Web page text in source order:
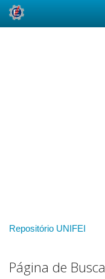
Repositório UNIFEI
Página de Busca